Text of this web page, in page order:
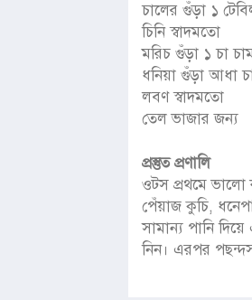
চালের গুঁড়া ১
চিনি স্বাদমতো
মরিচ গুঁড়া ১ চা
ধনিয়া গুঁড়া আধা
লবণ স্বাদমতো
তেল ভাজার জন্য
প্রস্তুত প্রণালি
ওটস প্রথমে ভালো
পেঁয়াজ কুচি,
সামান্য পানি
নিন। এরপর